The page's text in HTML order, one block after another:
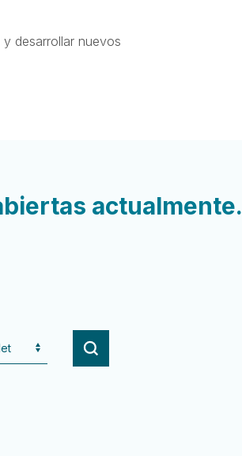
y desarrollar nuevos
actualmente.